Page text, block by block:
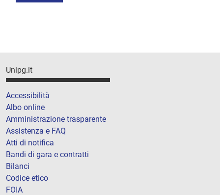
Unipg.it
Accessibilità
Albo online
Amministrazione trasparente
Assistenza e FAQ
Atti di notifica
Bandi di gara e contratti
Bilanci
Codice etico
FOIA